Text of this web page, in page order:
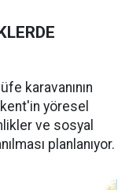
karavanının
yöresel
ve sosyal
planlanıyor.